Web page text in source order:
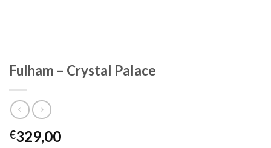
Fulham – Crystal Palace
€329,00